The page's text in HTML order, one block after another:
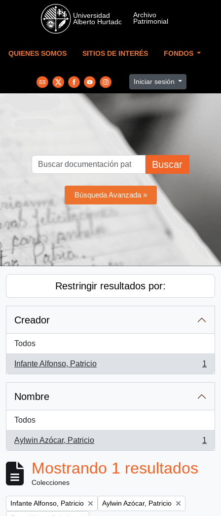
Skip to main content
QUIENES SOMOS SITIOS DE INTERÉS FONDOS
Iniciar sesión
Buscar
Búsqueda Avanzada »
Restringir resultados por:
Creador
Todos
Infante Alfonso, Patricio
, 1 resultados
1
Nombre
Todos
Aylwin Azócar, Patricio
, 1 resultados
1
Mostrando 1 resultados
Colecciones
Remove filter:
Infante Alfonso, Patricio Remove filter:
Aylwin Azócar, Patricio